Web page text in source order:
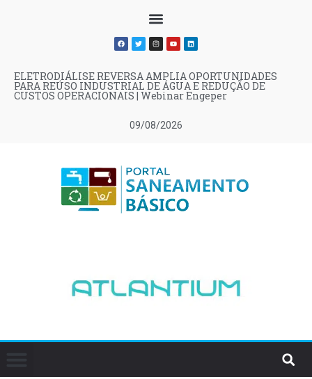
09/08/2026
ELETRODIÁLISE REVERSA AMPLIA OPORTUNIDADES
PARA REÚSO INDUSTRIAL DE ÁGUA E REDUÇÃO DE
CUSTOS OPERACIONAIS | Webinar Engeper